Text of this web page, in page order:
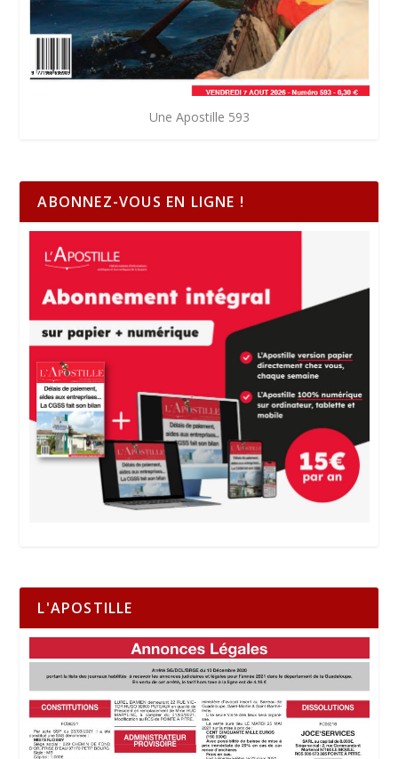
Une Apostille 593
ABONNEZ-VOUS EN LIGNE !
L'APOSTILLE